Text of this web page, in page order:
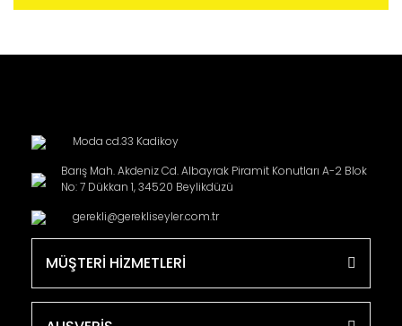
Moda cd.33 Kadikoy
Barış Mah. Akdeniz Cd. Albayrak Piramit Konutları A-2 Blok
No: 7 Dükkan 1, 34520 Beylikdüzü
gerekli@gerekliseyler.com.tr
MÜŞTERİ HİZMETLERİ